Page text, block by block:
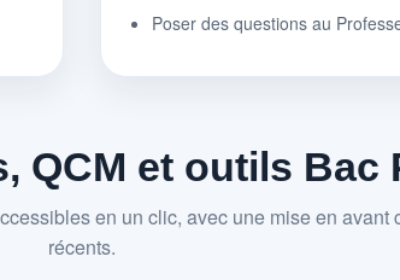
Poser des questions au
QCM et outils Bac
en un clic, avec une mise en avant
récents.